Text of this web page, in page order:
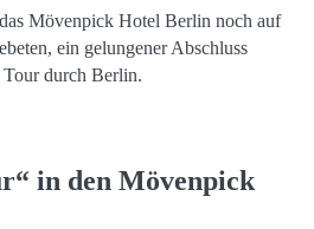
Mövenpick Hotel Berlin noch auf
ein gelungener Abschluss
Tour durch Berlin.
in den Mövenpick